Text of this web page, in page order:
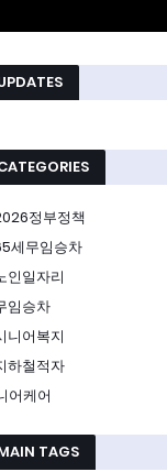
정부정책
세무임승차
인일자리
임승차
니어복지
하철적자
어케어
TAGS